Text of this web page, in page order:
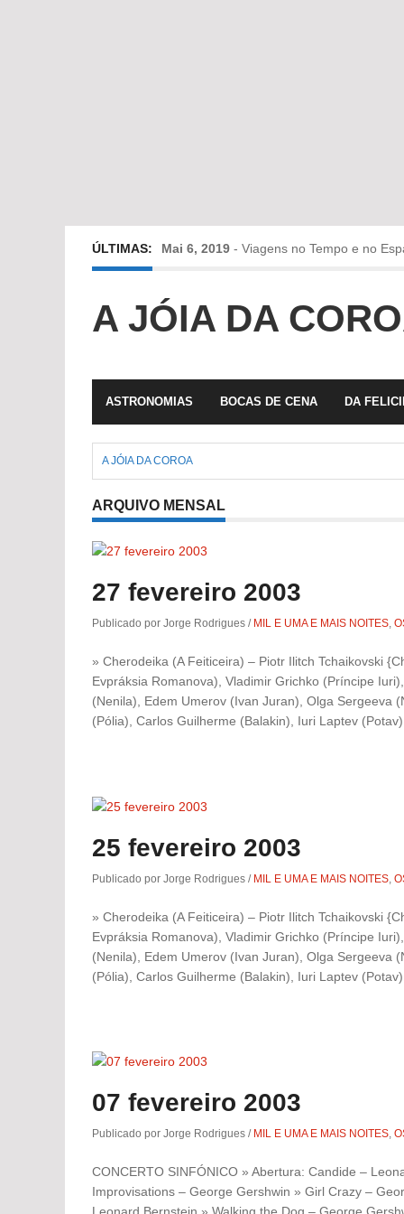
ÚLTIMAS: Mai 6, 2019 - Viagens no Tempo e no
Fev 22, 2019-Jorge Rodrigues
A JÓIA DA
ASTRONOMIAS BOCAS DE CENA DA
A JÓIA DA COROA
ARQUIVO MENSAL
27 fevereiro 2003
Publicado por Jorge Rodrigues / MIL E UMA E MAIS NOITES,
» Cherodeika (A Feiticeira) – Piotr Ilitch Tchaikovski
Evpráksia Romanova), Vladimir Grichko (Príncipe
(Nenila), Edem Umerov (Ivan Juran), Olga Sergeeva
(Pólia), Carlos Guilherme (Balakin), Iuri Laptev
25 fevereiro 2003
Publicado por Jorge Rodrigues / MIL E UMA E MAIS NOITES
» Cherodeika (A Feiticeira) – Piotr Ilitch Tchaikovski
Evpráksia Romanova), Vladimir Grichko (Príncipe
(Nenila), Edem Umerov (Ivan Juran), Olga Sergeeva
(Pólia), Carlos Guilherme (Balakin), Iuri Laptev
07 fevereiro 2003
Publicado por Jorge Rodrigues / MIL E UMA E MAIS NOITES,
CONCERTO SINFÓNICO » Abertura: Candide –
Improvisations – George Gershwin » Girl Crazy –